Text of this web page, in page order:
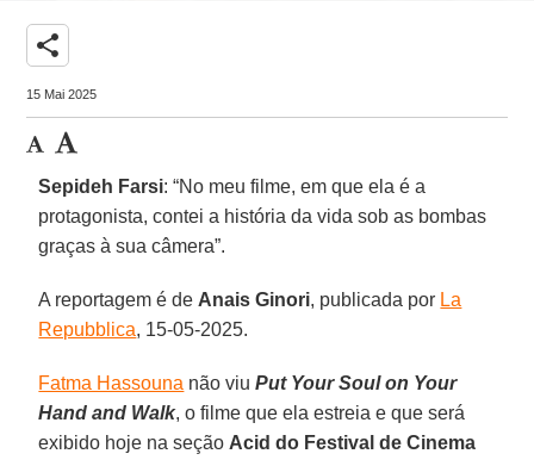
share
15 Mai 2025
Sepideh Farsi: “No meu filme, em que ela é a
protagonista, contei a história da vida sob as bombas
graças à sua câmera”.
A reportagem é de Anais Ginori, publicada por La
Repubblica, 15-05-2025.
Fatma Hassouna não viuPut Your Soul on Your
Hand and Walk, o filme que ela estreia e que será
exibido hoje na seção Acid do Festival de Cinema